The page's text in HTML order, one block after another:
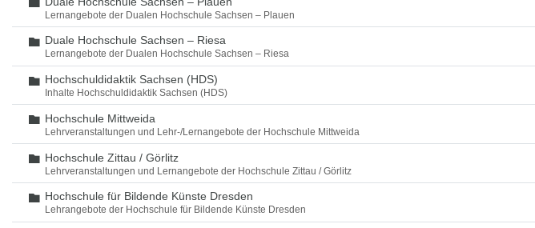
Lernangebote der Dualen Hochschule Sachsen – Plauen
Ordner
Duale Hochschule Sachsen – Riesa
Lernangebote der Dualen Hochschule Sachsen – Riesa
Ordner
Hochschuldidaktik Sachsen (HDS)
Inhalte Hochschuldidaktik Sachsen (HDS)
Ordner
Hochschule Mittweida
Lehrveranstaltungen und Lehr-/Lernangebote der Hochschule Mittweida
Ordner
Hochschule Zittau / Görlitz
Lehrveranstaltungen und Lernangebote der Hochschule Zittau / Görlitz
Ordner
Hochschule für Bildende Künste Dresden
Lehrangebote der Hochschule für Bildende Künste Dresden